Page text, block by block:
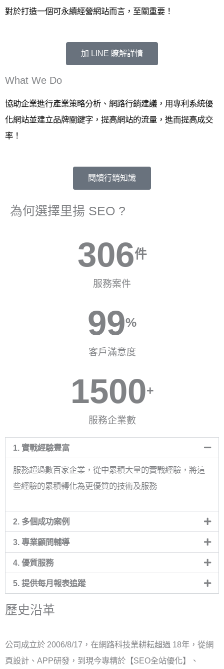
對於打造一個可永續經營網站而言，至關重要！
加 LINE 瞭解詳情
What We Do
協助企業進行產業策略分析、網路行銷建議，用專利系統優
化網站並建立品牌關鍵字，提高網站的流量，進而提高成交
率！
閱讀行銷知識
為何選擇里揚 SEO ?
服務案件
306件
客戶滿意度
99%
服務企業數
1500+
1. 實戰經驗豐富
服務超過數百家企業，從中累積大量的實戰經驗，將這
些經驗的累積轉化為更優質的技術及服務
2. 多個成功案例
3. 專業顧問輔導
4. 優質服務
5. 提供每月報表追蹤
歷史沿革
公司成立於 2006/8/17，在網路科技業耕耘超過 18年，從網
頁設計、APP研發，到現今專精於【SEO全站優化】、